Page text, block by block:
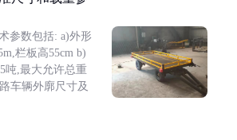
参数包括: a)外形
栏板高55cm b)
吨,最大允许总重
车辆外廓尺寸及